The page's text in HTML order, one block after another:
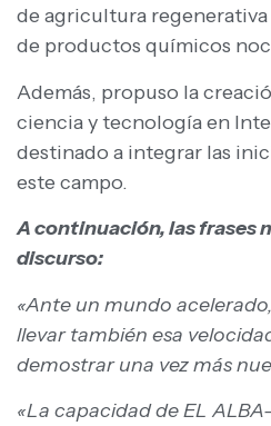
de agricultura
de productos químicos
Además, propuso la
ciencia y tecnología en
destinado a integrar las
este campo.
A continuación, las frases
discurso:
«Ante un mundo
llevar también esa
demostrar una vez más
«La capacidad de EL